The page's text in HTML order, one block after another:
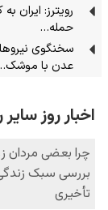
رویترز: ایران
حمله…
سخنگوی
عدن با